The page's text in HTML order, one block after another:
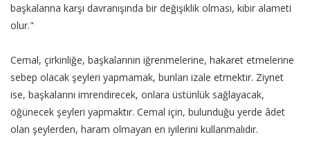
başkalarına karşı davranışında bir değişiklik olması, kibir alameti
olur."
Cemal, çirkinliğe, başkalarının iğrenmelerine, hakaret etmelerine
sebep olacak şeyleri yapmamak, bunları izale etmektir. Ziynet
ise, başkalarını imrendirecek, onlara üstünlük sağlayacak,
öğünecek şeyleri yapmaktır. Cemal için, bulunduğu yerde âdet
olan şeylerden, haram olmayan en iyilerini kullanmalıdır.